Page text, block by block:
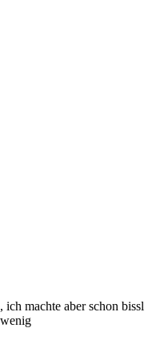
ich machte aber schon bissl